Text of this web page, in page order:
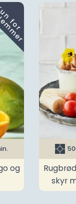
og
skyr